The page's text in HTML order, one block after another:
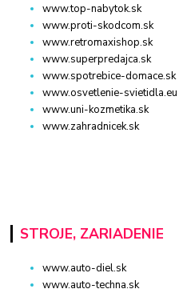
www.top-nabytok.sk
www.proti-skodcom.sk
www.retromaxishop.sk
www.superpredajca.sk
www.spotrebice-domace.sk
www.osvetlenie-svietidla.eu
www.uni-kozmetika.sk
www.zahradnicek.sk
STROJE, ZARIADENIE
www.auto-diel.sk
www.auto-techna.sk